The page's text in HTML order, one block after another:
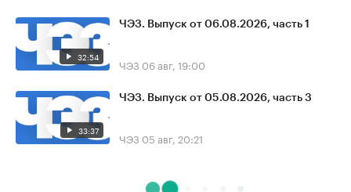
32:54
ЧЭЗ. Выпуск от 06.08.2026, часть 1
ЧЭЗ 06 авг, 19:00
33:37
ЧЭЗ. Выпуск от 05.08.2026, часть 3
ЧЭЗ 05 авг, 20:21